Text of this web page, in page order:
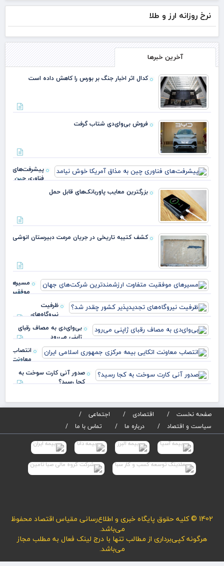
نرخ روزانه ارز و طلا
آخرین خبرها
کدال اثر اخبار جنگ بر بورس را کاهش داده است
فروش بی‌وای‌دی شتاب گرفت
پیشرفت‌های
فناوری چین
بزرگترین معایب پاوربانک‌های قابل حمل
کشف کتیبه تاریخی در جریان مرمت دبیرستان انوشی
مسیرهای
موفقیت
شرکت‌های
جه
ظرفیت
نیروگاه‌های
تجدیدپذیر کشور
چقدر شد؟
بی‌وای‌دی به مصاف رقبای
ژاپنی می‌رود
انتصاب
معاونت
بیمه
مرکزی
اسلامی
صدور آنی کارت سوخت به
کجا رسید؟
صفحه نخست اقتصادی
اجتماعی
سیاست و اقتصاد
درباره ما تماس با ما
1402 © کلیه حقوق پایگاه خبری و اطلاع‌رسانی مقیاس اقتصاد محفوظ
می‌باشد.
هرگونه کپی‌برداری از مطالب تنها با درج لینک فعال به مطلب مجاز
می‌باشد.